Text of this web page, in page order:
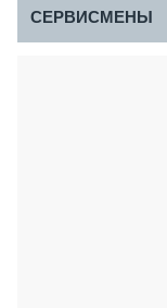
СЕРВИСМЕНЫ